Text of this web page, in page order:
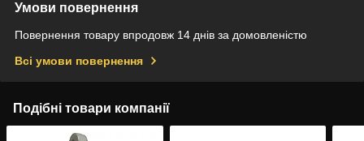
Умови повернення
Повернення товару впродовж 14 днів за домовленістю
Всі умови повернення
Подібні товари компанії